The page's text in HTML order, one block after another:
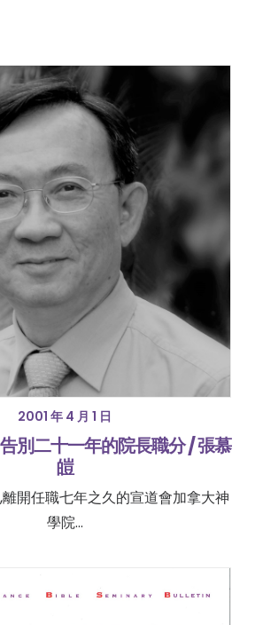
2001 年 4 月 1 日
告別二十一年的院長職分 / 張慕
皚
開任職七年之久的宣道會加拿大神
學院...